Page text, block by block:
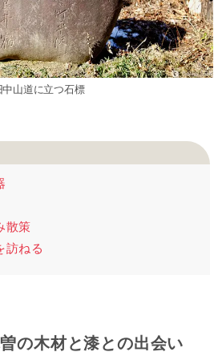
中山道に立つ石標
散策
訪ねる
の木材と漆との出会い